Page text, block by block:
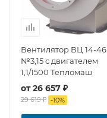
Вентилятор ВЦ 14-46
№3,15 с двигателем
1,1/1500 Тепломаш
от26 657 ₽
29 619 ₽ -10%